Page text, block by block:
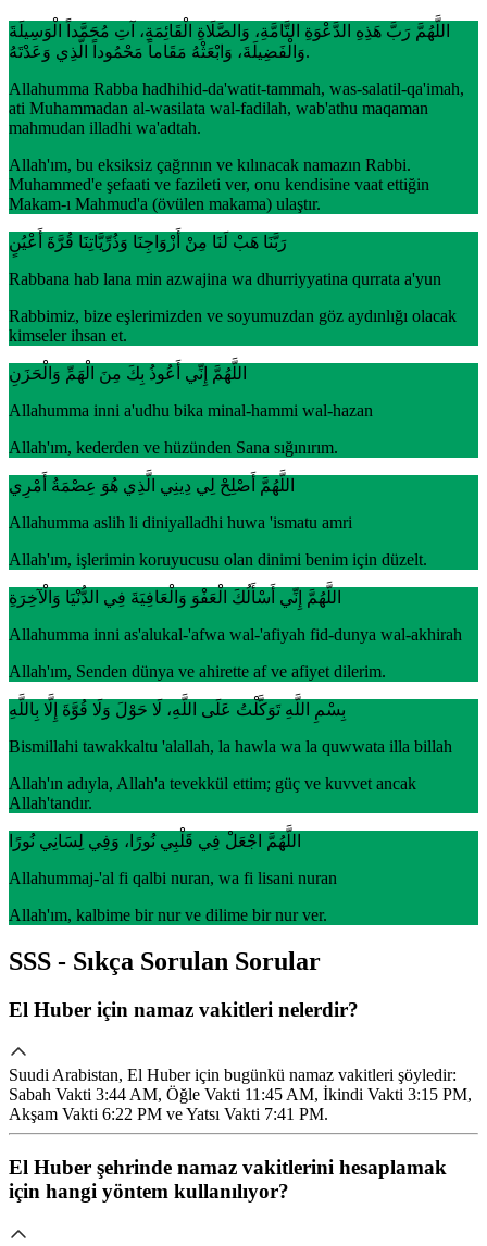
اللَّهُمَّ رَبَّ هَذِهِ الدَّعْوَةِ التَّامَّةِ، وَالصَّلَاةِ الْقَائِمَةِ، آتِ مُحَمَّداً الْوَسِيلَةَ
وَالْفَضِيلَةَ، وَابْعَثْهُ مَقَاماً مَحْمُوداً الَّذِي وَعَدْتَهُ.
Allahumma Rabba hadhihid-da'watit-tammah, was-salatil-qa'imah,
ati Muhammadan al-wasilata wal-fadilah, wab'athu maqaman
mahmudan illadhi wa'adtah.
Allah'ım, bu eksiksiz çağrının ve kılınacak namazın Rabbi.
Muhammed'e şefaati ve fazileti ver, onu kendisine vaat ettiğin
Makam-ı Mahmud'a (övülen makama) ulaştır.
رَبَّنَا هَبْ لَنَا مِنْ أَزْوَاجِنَا وَذُرِّيَّاتِنَا قُرَّةَ أَعْيُنٍ
Rabbana hab lana min azwajina wa dhurriyyatina qurrata a'yun
Rabbimiz, bize eşlerimizden ve soyumuzdan göz aydınlığı olacak
kimseler ihsan et.
اللَّهُمَّ إِنِّي أَعُوذُ بِكَ مِنَ الْهَمِّ وَالْحَزَنِ
Allahumma inni a'udhu bika minal-hammi wal-hazan
Allah'ım, kederden ve hüzünden Sana sığınırım.
اللَّهُمَّ أَصْلِحْ لِي دِينِي الَّذِي هُوَ عِصْمَةُ أَمْرِي
Allahumma aslih li diniyalladhi huwa 'ismatu amri
Allah'ım, işlerimin koruyucusu olan dinimi benim için düzelt.
اللَّهُمَّ إِنِّي أَسْأَلُكَ الْعَفْوَ وَالْعَافِيَةَ فِي الدُّنْيَا وَالْآخِرَةِ
Allahumma inni as'alukal-'afwa wal-'afiyah fid-dunya wal-akhirah
Allah'ım, Senden dünya ve ahirette af ve afiyet dilerim.
بِسْمِ اللَّهِ تَوَكَّلْتُ عَلَى اللَّهِ، لَا حَوْلَ وَلَا قُوَّةَ إِلَّا بِاللَّهِ
Bismillahi tawakkaltu 'alallah, la hawla wa la quwwata illa billah
Allah'ın adıyla, Allah'a tevekkül ettim; güç ve kuvvet ancak
Allah'tandır.
اللَّهُمَّ اجْعَلْ فِي قَلْبِي نُورًا، وَفِي لِسَانِي نُورًا
Allahummaj-'al fi qalbi nuran, wa fi lisani nuran
Allah'ım, kalbime bir nur ve dilime bir nur ver.
SSS - Sıkça Sorulan Sorular
El Huber için namaz vakitleri nelerdir?
Suudi Arabistan, El Huber için bugünkü namaz vakitleri şöyledir:
Sabah Vakti 3:44 AM, Öğle Vakti 11:45 AM, İkindi Vakti 3:15 PM,
Akşam Vakti 6:22 PM ve Yatsı Vakti 7:41 PM.
El Huber şehrinde namaz vakitlerini hesaplamak
için hangi yöntem kullanılıyor?